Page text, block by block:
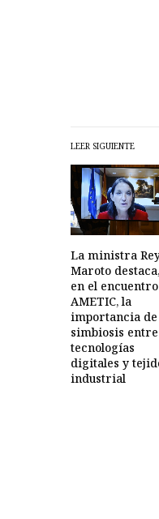
LEER SIGUIENTE
La ministra
Maroto destaca,
en el
AMETIC, la
importancia de
simbiosis entre
tecnologías
digitales y
industrial